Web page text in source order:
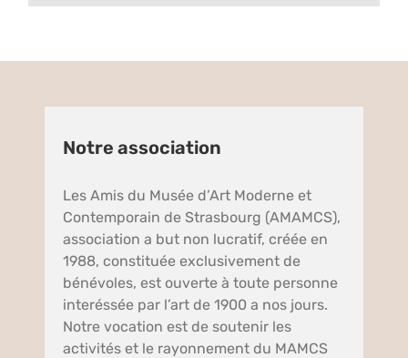
Notre association
Les Amis du Musée d’Art Moderne et
Contemporain de Strasbourg (AMAMCS),
association a but non lucratif, créée en
1988, constituée exclusivement de
bénévoles, est ouverte à toute personne
interéssée par l’art de 1900 a nos jours.
Notre vocation est de soutenir les
activités et le rayonnement du MAMCS